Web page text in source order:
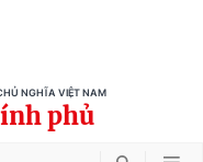
NGHĨA VIỆT NAM
phủ